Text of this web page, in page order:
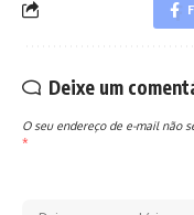
Deixe um
O seu endereço de e-mail não
*